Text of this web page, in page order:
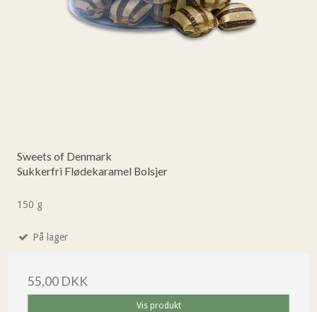
Sweets of Denmark
Sukkerfri Flødekaramel Bolsjer
150 g
På lager
55,00 DKK
Vis produkt